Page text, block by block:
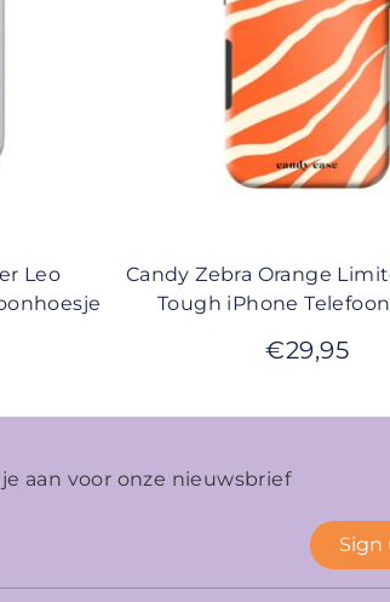
Leo
Candy Zebra Orange
Tough iPhone
€29,95
aan voor onze nieuwsbrief
Sign